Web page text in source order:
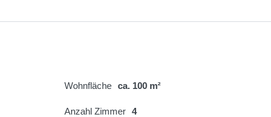
Wohnfläche ca. 100 m²
Anzahl Zimmer 4